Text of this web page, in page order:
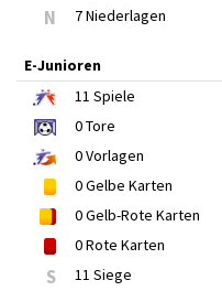
N 7 Niederlagen
E-Junioren
11 Spiele
0Tore
0Vorlagen
0Gelbe Karten
0Gelb-Rote Karten
0Rote Karten
S 11 Siege